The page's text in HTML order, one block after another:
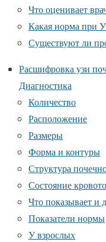
Что оценивает
Какая норма при
Существуют ли
Расшифровка узи
Диагностика
Количество
Расположение
Размеры
Форма и контуры
Структура
Состояние
Что показывает и
Показатели нормы
У взрослых